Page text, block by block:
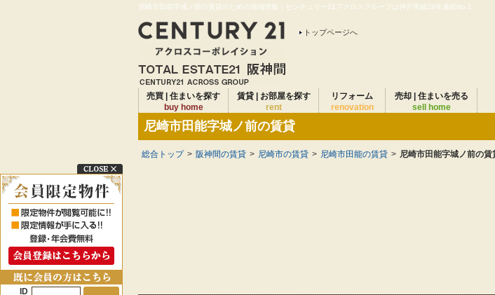
尼崎市田能字城ノ前の賃貸のための地域情報｜センチュリー21アクロスグループは仲介実績28年連続No.1
トップページへ
売買 | 住まいを探す
buy home
賃貸 | お部屋を探す
rent
リフォーム
renovation
売却 | 住まいを売る
sell home
尼崎市田能字城ノ前の賃貸
総合トップ > 阪神間の賃貸 > 尼崎市の賃貸 > 尼崎市田能の賃貸 > 尼崎市田能字城ノ前の賃
ID